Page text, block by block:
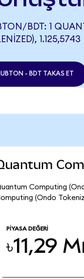
BDT: 1
1.125,5743
- BDT TAKAS ET
Computing
(Ondo
PIYASA DEĞERI
৳11,29